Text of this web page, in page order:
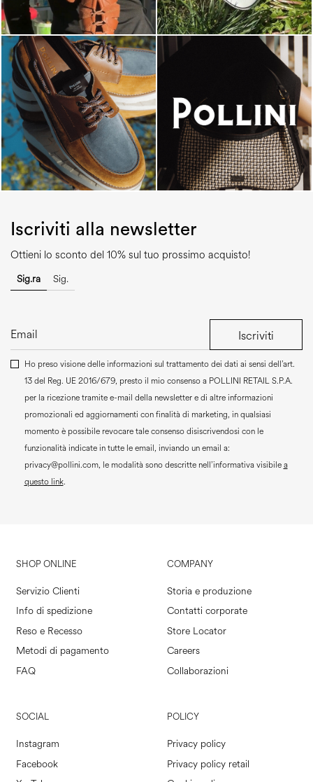
Iscriviti alla newsletter
Ottieni lo sconto del 10% sul tuo prossimo acquisto!
Sig.ra Sig.
Iscriviti
Ho preso visione delle informazioni sul trattamento dei dati ai sensi dell’art.
13 del Reg. UE 2016/679, presto il mio consenso a POLLINI RETAIL S.P.A.
per la ricezione tramite e-mail della newsletter e di altre informazioni
promozionali ed aggiornamenti con finalità di marketing, in qualsiasi
momento è possibile revocare tale consenso disiscrivendosi con le
funzionalità indicate in tutte le email, inviando un email a:
privacy@pollini.com, le modalità sono descritte nell’informativa visibilea
questo link.
SHOP ONLINE
Servizio Clienti
Info di spedizione
Reso e Recesso
Metodi di pagamento
FAQ
COMPANY
Storia e produzione
Contatti corporate
Store Locator
Careers
Collaborazioni
SOCIAL
Instagram
Facebook
POLICY
Privacy policy
Privacy policy retail